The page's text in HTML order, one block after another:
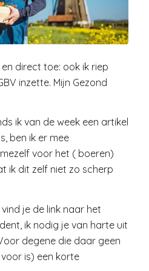
direct toe: ook ik riep
inzette. Mijn Gezond
ik van de week een artikel
ben ik er mee
voor het ( boeren)
ik dit zelf niet zo scherp
je de link naar het
ik nodig je van harte uit
degene die daar geen
is) een korte